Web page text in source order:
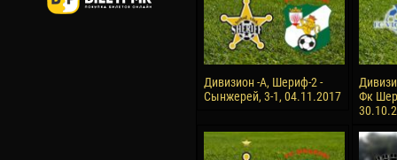
Дивизион -А, Шериф-2 -
Сынжерей, 3-1, 04.11.2017
Фк